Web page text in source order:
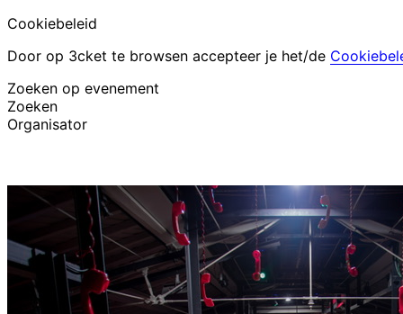
Cookiebeleid
Door op 3cket te browsen accepteer je het/de
Zoeken op evenement
Zoeken
Organisator
Nederlands
Hulp voor deelnemerIk ben mijn ticket kwijt
LoginEvenement promoten